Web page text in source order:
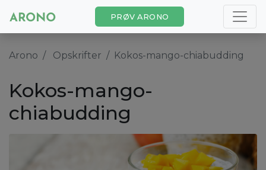
PRØV ARONO
Arono Opskrifter Kokos-mango-chiabudding
Kokos-mango-
chiabudding